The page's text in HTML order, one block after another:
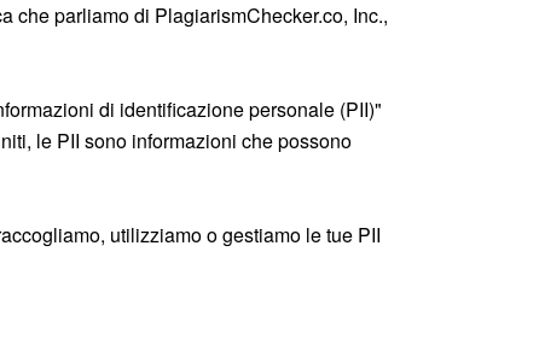
che parliamo di PlagiarismChecker.co, Inc.,
di identificazione personale (PII)"
le PII sono informazioni che possono
utilizziamo o gestiamo le tue PII